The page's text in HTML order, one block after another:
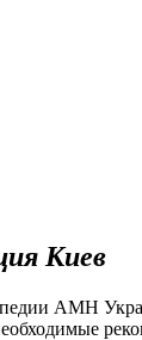
Киев
АМН